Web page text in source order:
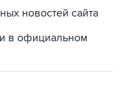
новостей сайта
в официальном